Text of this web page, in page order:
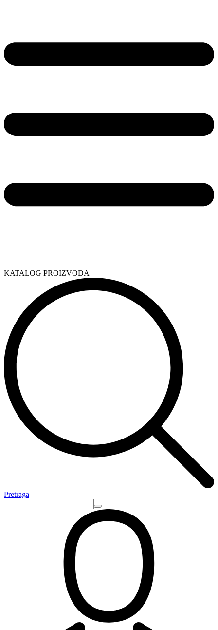
KATALOG PROIZVODA
Pretraga